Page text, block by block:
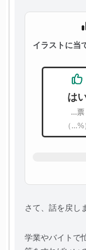
イラストに当
は
...票
（...%
さて、話を戻し
学業やバイトで